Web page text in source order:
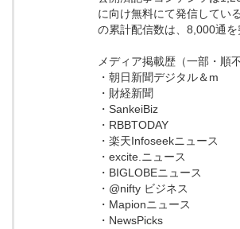
に向け無料にて発信してい
の累計配信数は、8,000通を
メディア掲載歴（一部・順不
・朝日新聞デジタル＆m
・財経新聞
・SankeiBiz
・RBBTODAY
・楽天Infoseekニュース
・excite.ニュース
・BIGLOBEニュース
・@nifty ビジネス
・Mapionニュース
・NewsPicks